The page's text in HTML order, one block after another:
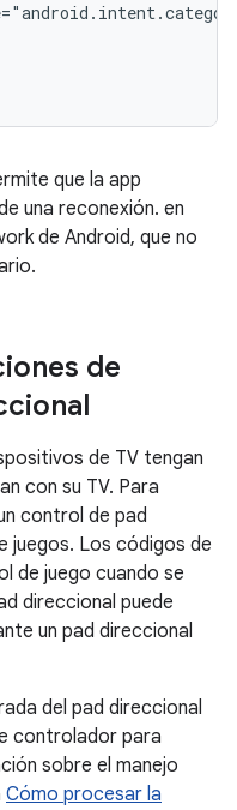
que la app
una reconexión. en
de Android, que no
de
de TV tengan
con su TV. Para
control de pad
juegos. Los códigos de
de juego cuando se
direccional puede
un pad direccional
del pad direccional
controlador para
sobre el manejo
Cómo procesar la